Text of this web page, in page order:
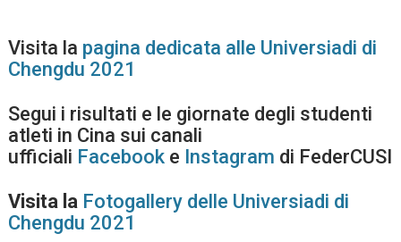
Visita la pagina dedicata alle Universiadi di
Chengdu 2021
Segui i risultati e le giornate degli studenti
atleti in Cina sui canali
ufficiali Facebook e Instagram di FederCUSI
Visita la Fotogallery delle Universiadi di
Chengdu 2021